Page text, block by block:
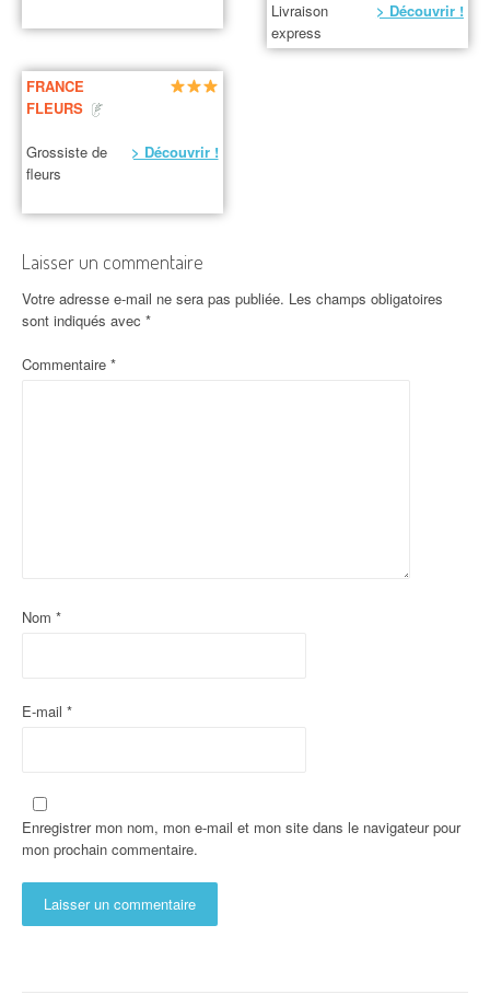
Livraison
express
> Découvrir !
FRANCE
FLEURS
Grossiste de
fleurs
> Découvrir !
Laisser un commentaire
Votre adresse e-mail ne sera pas publiée. Les champs obligatoires
sont indiqués avec *
Commentaire *
Nom *
E-mail *
Enregistrer mon nom, mon e-mail et mon site dans le navigateur pour
mon prochain commentaire.